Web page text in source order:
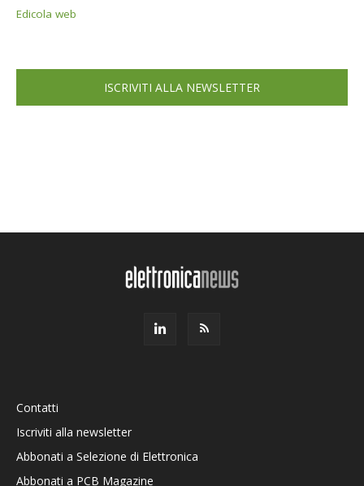
Edicola web
ISCRIVITI ALLA NEWSLETTER
Contatti
Iscriviti alla newsletter
Abbonati a Selezione di Elettronica
Abbonati a PCB Magazine